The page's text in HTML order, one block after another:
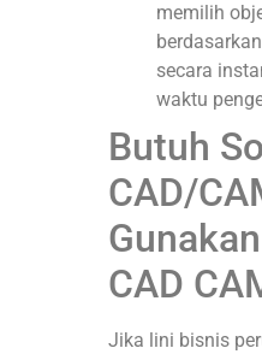
memilih
secara
waktu
Butuh
CAD/
CAD
Jika lini bisnis